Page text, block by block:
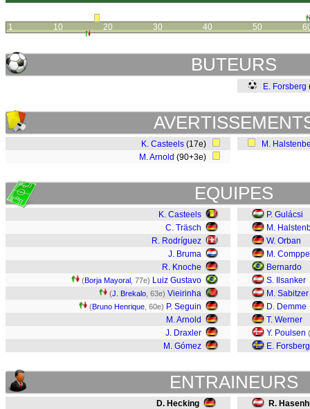
1 10 20 30 40 50
BUTEURS
E. Forsberg
K. Casteels (17e)
M. Arnold (90+3e)
M.
EQUIPES
K. Casteels
C. Träsch
R. Rodríguez
J. Bruma
R. Knoche
(Borja Mayoral , 77e) Luiz Gustavo
(J. Brekalo , 63e) Vieirinha
(Bruno Henrique , 60e) P. Seguin
M. Arnold
J. Draxler
M. Gómez
P. Gulácsi
M.
W. Orban
M.
Bernardo
S. Ilsanker
M. Sabitzer
D. Demme
T. Werner
Y. Poulsen (
E. Forsberg
ENTRAINEURS
D. Hecking R.